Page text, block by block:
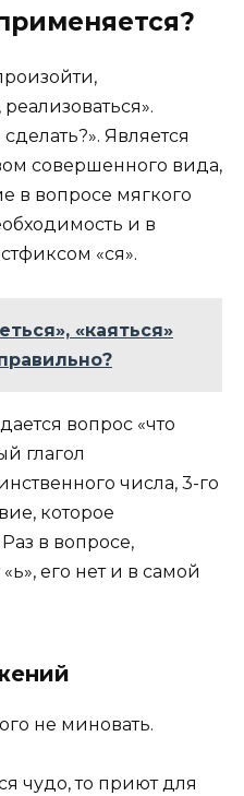
Является
совершенного вида,
в вопросе мягкого
и в
«ся».
«каяться»
вопрос «что
глагол
числа, 3-го
которое
в вопросе,
его нет и в самой
не миновать.
чудо, то приют для